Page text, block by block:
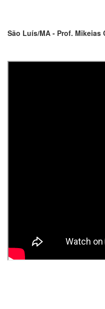
São Luís/MA - Prof. Mikeias